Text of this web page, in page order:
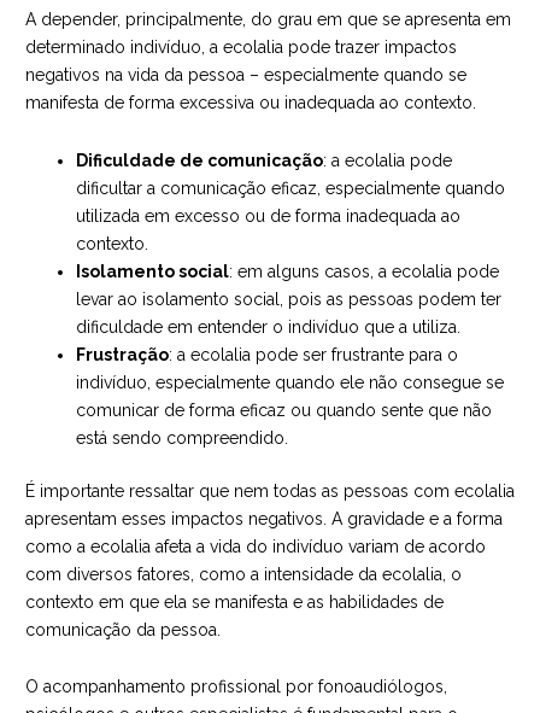
A depender, principalmente, do grau em que se apresenta em
determinado indivíduo, a ecolalia pode trazer impactos
negativos na vida da pessoa – especialmente quando se
manifesta de forma excessiva ou inadequada ao contexto.
Dificuldade de comunicação: a ecolalia pode
dificultar a comunicação eficaz, especialmente quando
utilizada em excesso ou de forma inadequada ao
contexto.
Isolamento social: em alguns casos, a ecolalia pode
levar ao isolamento social, pois as pessoas podem ter
dificuldade em entender o indivíduo que a utiliza.
Frustração: a ecolalia pode ser frustrante para o
indivíduo, especialmente quando ele não consegue se
comunicar de forma eficaz ou quando sente que não
está sendo compreendido.
É importante ressaltar que nem todas as pessoas com ecolalia
apresentam esses impactos negativos. A gravidade e a forma
como a ecolalia afeta a vida do indivíduo variam de acordo
com diversos fatores, como a intensidade da ecolalia, o
contexto em que ela se manifesta e as habilidades de
comunicação da pessoa.
O acompanhamento profissional por fonoaudiólogos,